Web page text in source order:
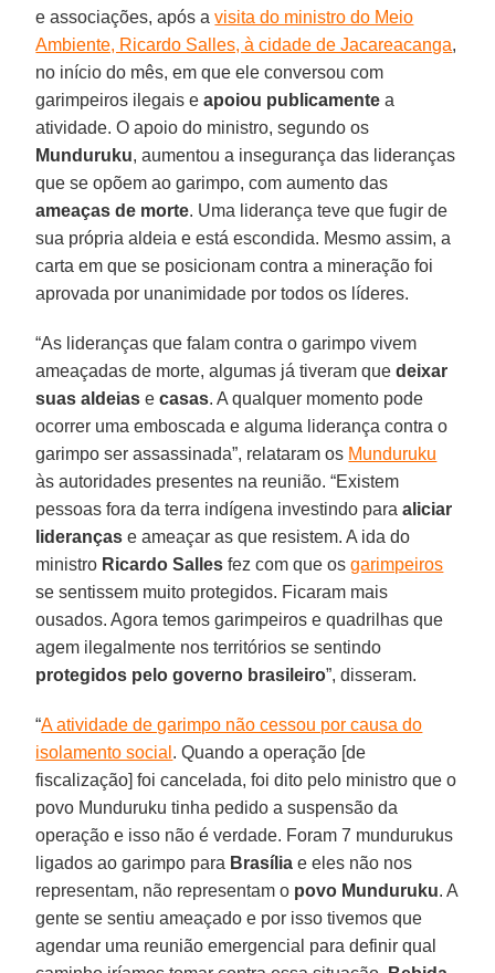
e associações, após avisita do ministro do Meio
Ambiente, Ricardo Salles, à cidade de Jacareacanga,
no início do mês, em que ele conversou com
garimpeiros ilegais eapoiou publicamente a
atividade. O apoio do ministro, segundo os
Munduruku, aumentou a insegurança das lideranças
que se opõem ao garimpo, com aumento das
ameaças de morte. Uma liderança teve que fugir de
sua própria aldeia e está escondida. Mesmo assim, a
carta em que se posicionam contra a mineração foi
aprovada por unanimidade por todos os líderes.
“As lideranças que falam contra o garimpo vivem
ameaçadas de morte, algumas já tiveram que deixar
suas aldeias ecasas. A qualquer momento pode
ocorrer uma emboscada e alguma liderança contra o
garimpo ser assassinada”, relataram os Munduruku
às autoridades presentes na reunião. “Existem
pessoas fora da terra indígena investindo paraaliciar
lideranças e ameaçar as que resistem. A ida do
ministro Ricardo Salles fez com que osgarimpeiros
se sentissem muito protegidos. Ficaram mais
ousados. Agora temos garimpeiros e quadrilhas que
agem ilegalmente nos territórios se sentindo
protegidos pelo governo brasileiro”, disseram.
“A atividade de garimpo não cessou por causa do
isolamento social . Quando a operação [de
fiscalização] foi cancelada, foi dito pelo ministro que o
povo Munduruku tinha pedido a suspensão da
operação e isso não é verdade. Foram 7 mundurukus
ligados ao garimpo para Brasília e eles não nos
representam, não representam o povo Munduruku. A
gente se sentiu ameaçado e por isso tivemos que
agendar uma reunião emergencial para definir qual